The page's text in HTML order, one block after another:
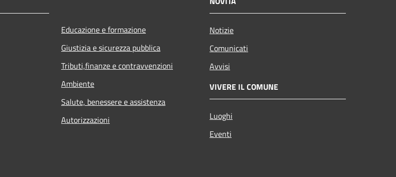
Educazione e formazione
Giustizia e sicurezza pubblica
Tributi,finanze e contravvenzioni
Ambiente
Salute, benessere e assistenza
Autorizzazioni
Notizie
Comunicati
Avvisi
VIVERE IL COMUNE
Luoghi
Eventi